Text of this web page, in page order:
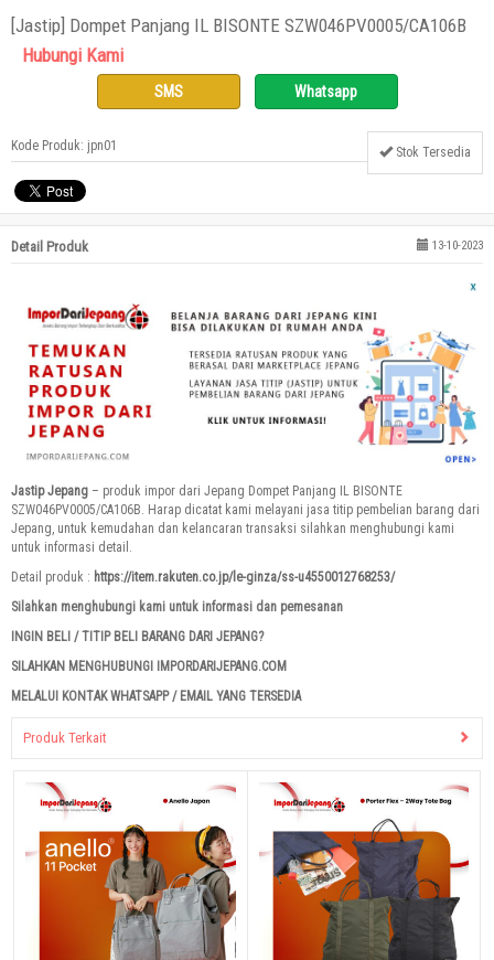
[Jastip] Dompet Panjang IL BISONTE SZW046PV0005/CA106B
Hubungi Kami
SMS Whatsapp
Kode Produk: jpn01 Stok Tersedia
Detail Produk 13-10-2023
Jastip Jepang – produk impor dari Jepang Dompet Panjang IL BISONTE
SZW046PV0005/CA106B. Harap dicatat kami melayani jasa titip pembelian barang dari
Jepang, untuk kemudahan dan kelancaran transaksi silahkan menghubungi kami
untuk informasi detail.
Detail produk : https://item.rakuten.co.jp/le-ginza/ss-u4550012768253/
Silahkan menghubungi kami untuk informasi dan pemesanan
INGIN BELI / TITIP BELI BARANG DARI JEPANG?
SILAHKAN MENGHUBUNGI IMPORDARIJEPANG.COM
MELALUI KONTAK WHATSAPP / EMAIL YANG TERSEDIA
Produk Terkait